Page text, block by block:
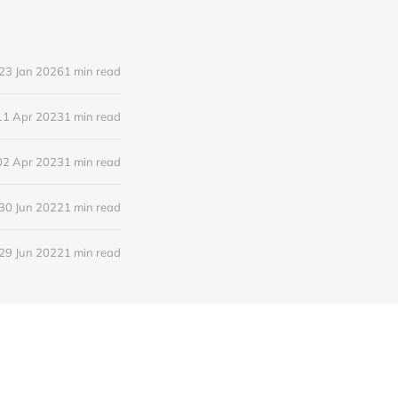
Jan 20261 min read
Apr 20231 min read
Apr 20231 min read
Jun 20221 min read
Jun 20221 min read